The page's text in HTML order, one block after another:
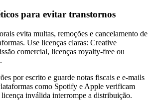
para evitar transtornos
evita multas, remoções e cancelamento de
Use licenças claras: Creative
comercial, licenças royalty-free ou
por escrito e guarde notas fiscais e e-mails
como Spotify e Apple verificam
inválida interrompe a distribuição.